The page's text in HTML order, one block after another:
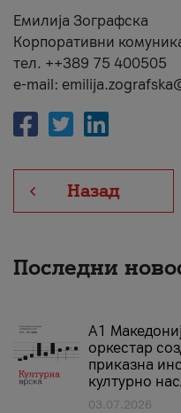
Емилија Зографска
Корпоративни
тел. ++389 75 400505
e-mail:
Назад
Последни
А1
оркестар
приказна
културно
03.07.2026